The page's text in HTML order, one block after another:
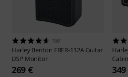
157
Harley Benton FRFR-112A Guitar
DSP Monitor
269 €